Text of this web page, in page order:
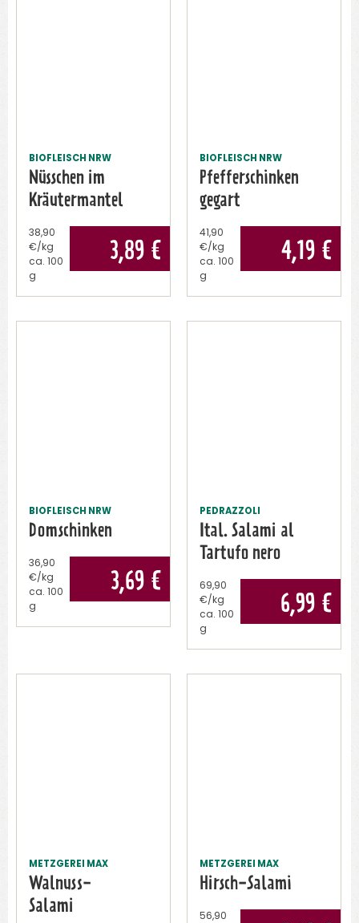
BIOFLEISCH NRW
Nüsschen im
Kräutermantel
3,89 €
38,90
€/kg
ca.
100
g
BIOFLEISCH NRW
Pfefferschinken
gegart
4,19 €
41,90
€/kg
ca.
100
g
BIOFLEISCH NRW
Domschinken
3,69 €
36,90
€/kg
ca.
100
g
PEDRAZZOLI
Ital. Salami al
Tartufo nero
6,99 €
69,90
€/kg
ca.
100
g
METZGEREI MAX
Walnuss-
Salami
METZGEREI MAX
Hirsch-Salami
56,90